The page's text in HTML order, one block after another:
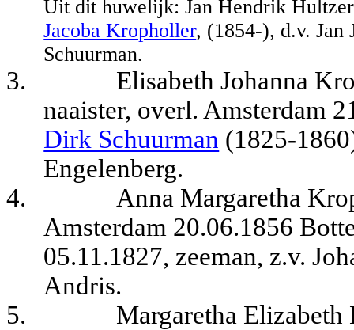
Uit dit huwelijk: Jan Hendrik
Jacoba Kropholler, (1854-), d.v. Jan
Schuurman.
3.
Elisabeth Johanna
naaister, overl. Amsterdam
Dirk Schuurman (1825-
Engelenberg.
4.
Anna Margaretha
Amsterdam 20.06.1856
05.11.1827, zeeman, z.v.
Andris.
5.
Margaretha